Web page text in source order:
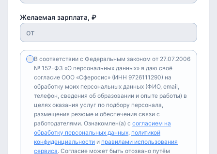
Желаемая зарплата, ₽
В соответствии с Федеральным законом от 27.07.2006
№ 152-ФЗ «О персональных данных» я даю своё
согласие ООО «Сферосис» (ИНН 9726111290) на
обработку моих персональных данных (ФИО, email,
телефон, сведения об образовании и опыте работы) в
целях оказания услуг по подбору персонала,
размещения резюме и обеспечения связи с
работодателями. Ознакомлен(а) с согласием на
обработку персональных данных, политикой
конфиденциальности и правилами использования
сервиса. Согласие может быть отозвано путём